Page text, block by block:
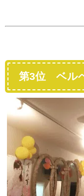
第3位 ベル